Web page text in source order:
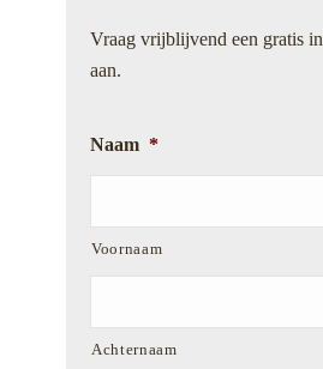
Vraag vrijblijvend een gratis
aan.
Naam *
Voornaam
Achternaam